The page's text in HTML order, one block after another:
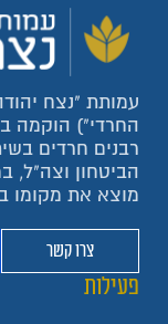
עמותת "נצח
רבנים חרדים
הביטחון וצה"ל,
מוצא את מקומו
צרו קשר
פעילות